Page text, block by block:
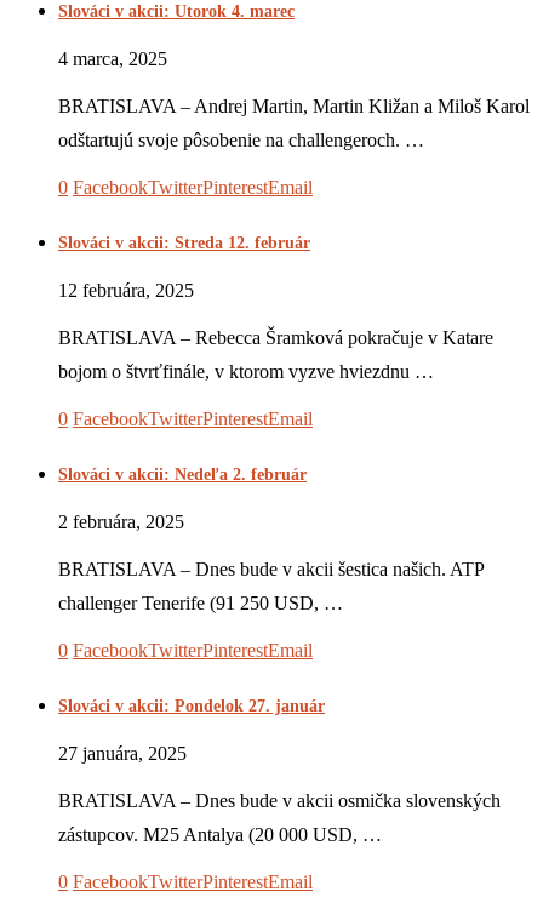
Slováci v akcii: Utorok 4. marec
4 marca, 2025
BRATISLAVA – Andrej Martin, Martin Kližan a Miloš Karol
odštartujú svoje pôsobenie na challengeroch. …
0 FacebookTwitterPinterestEmail
Slováci v akcii: Streda 12. február
12 februára, 2025
BRATISLAVA – Rebecca Šramková pokračuje v Katare
bojom o štvrťfinále, v ktorom vyzve hviezdnu …
0 FacebookTwitterPinterestEmail
Slováci v akcii: Nedeľa 2. február
2 februára, 2025
BRATISLAVA – Dnes bude v akcii šestica našich. ATP
challenger Tenerife (91 250 USD, …
0 FacebookTwitterPinterestEmail
Slováci v akcii: Pondelok 27. január
27 januára, 2025
BRATISLAVA – Dnes bude v akcii osmička slovenských
zástupcov. M25 Antalya (20 000 USD, …
0 FacebookTwitterPinterestEmail